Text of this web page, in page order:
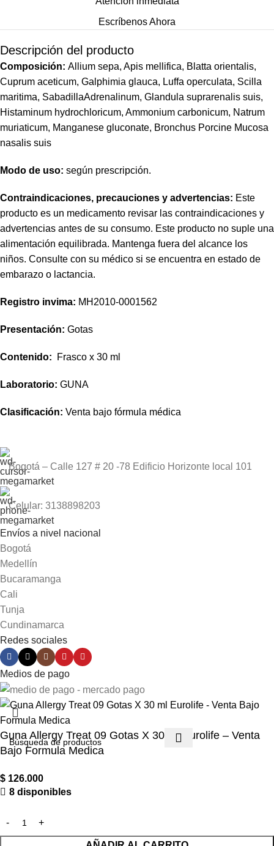
Escríbenos Ahora
Descripción del producto
Composición: Allium sepa, Apis mellifica, Blatta orientalis,
Cuprum aceticum, Galphimia glauca, Luffa operculata, Scilla
maritima, SabadillaAdrenalinum, Glandula suprarenalis suis,
Histaminum hydrochloricum, Ammonium carbonicum, Natrum
muriaticum, Manganese gluconate, Bronchus Porcine Mucosa
nasalis suis
Modo de uso: según prescripción.
Contraindicaciones, precauciones y advertencias: Este
producto es un medicamento revisar las contraindicaciones y
advertencias antes de su consumo. Este producto no suple una
alimentación equilibrada. Mantenga fuera del alcance los
niños. Consulte con su médico si se encuentra en estado de
embarazo o lactancia.
Registro invima: MH2010-0001562
Presentación: Gotas
Contenido: Frasco x 30 ml
Laboratorio: GUNA
Clasificación: Venta bajo fórmula médica
Bogotá – Calle 127 # 20 -78 Edificio Horizonte local 101
Celular: 3138898203
Envíos a nivel nacional
Bogotá
Medellín
Bucaramanga
Cali
Tunja
Cundinamarca
Redes sociales
Medios de pago
Guna Allergy Treat 09 Gotas X 30 ml Eurolife – Venta
Bajo Formula Medica
$ 126.000
8 disponibles